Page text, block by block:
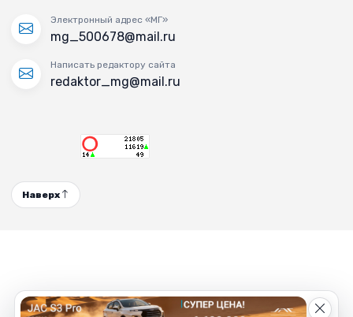
Электронный адрес «МГ»
mg_500678@mail.ru
Написать редактору сайта
redaktor_mg@mail.ru
Наверх